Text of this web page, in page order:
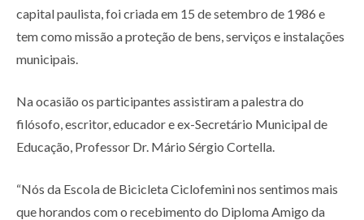
capital paulista, foi criada em 15 de setembro de 1986 e
tem como missão a proteção de bens, serviços e instalações
municipais.
Na ocasião os participantes assistiram a palestra do
filósofo, escritor, educador e ex-Secretário Municipal de
Educação, Professor Dr. Mário Sérgio Cortella.
“Nós da Escola de Bicicleta Ciclofemini nos sentimos mais
que horandos com o recebimento do Diploma Amigo da